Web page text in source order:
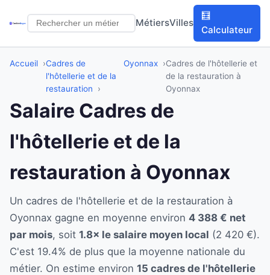
MétiersVilles
🧮
Calculateur
Accueil
Cadres de
l'hôtellerie et de la
restauration
Oyonnax
Cadres de l'hôtellerie et
de la restauration à
Oyonnax
Salaire Cadres de
l'hôtellerie et de la
restauration à Oyonnax
Un cadres de l'hôtellerie et de la restauration à
Oyonnax gagne en moyenne environ 4 388 € net
par mois, soit 1.8× le salaire moyen local (2 420 €).
C'est 19.4% de plus que la moyenne nationale du
métier. On estime environ 15 cadres de l'hôtellerie